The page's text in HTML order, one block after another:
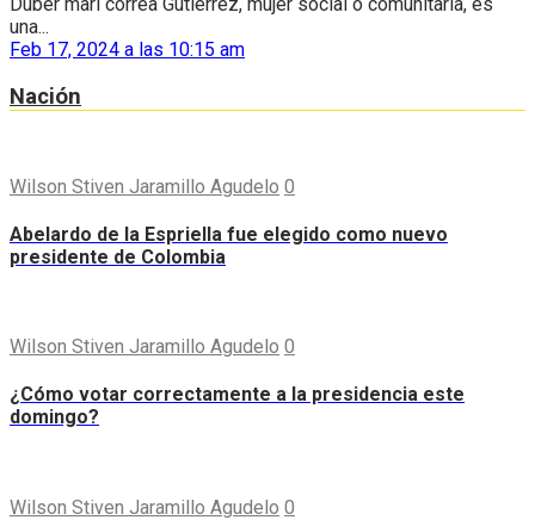
una...
Feb 17, 2024 a las 10:15 am
Nación
Wilson Stiven Jaramillo Agudelo 0
Abelardo de la Espriella fue elegido como nuevo
presidente de Colombia
Wilson Stiven Jaramillo Agudelo 0
¿Cómo votar correctamente a la presidencia este
domingo?
Wilson Stiven Jaramillo Agudelo 0